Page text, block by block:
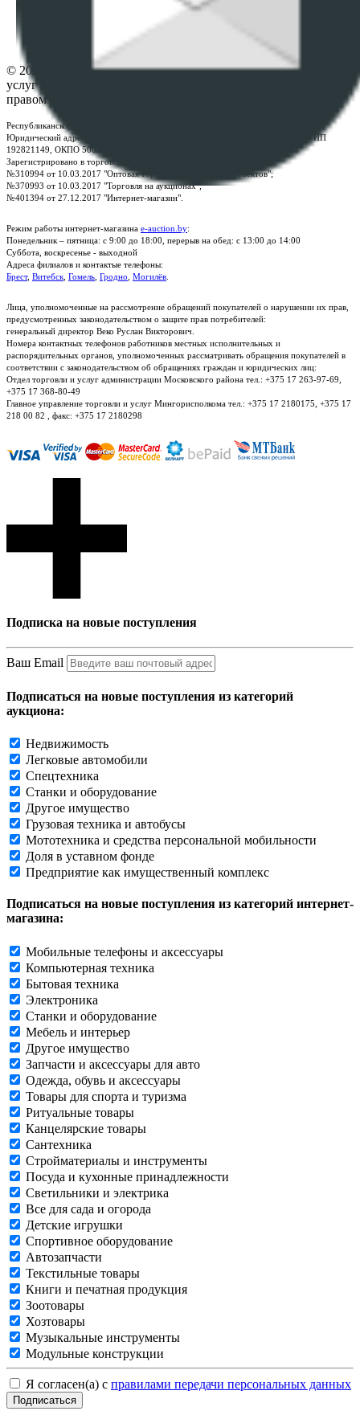
Настройки cookie-файлов
© 2026 Республиканское унитарное предприятие по оказанию
услуг "БелЮрОбеспечение" - Все права защищены авторским
правом
Республиканское унитарное предприятие по оказанию услуг "БелЮрОбеспечение"
Юридический адрес: г. Минск, пр-т. Дзержинского, 1Б, e-mail:
, УНП
192821149, ОКПО 500111895000
Зарегистрировано в торговом реестре Республики Беларусь:
№310994 от 10.03.2017 "Оптовая торговля без торговых объектов";
№370993 от 10.03.2017 "Торговля на аукционах";
№401394 от 27.12.2017 "Интернет-магазин".
Режим работы интернет-магазина e-auction.by:
Понедельник – пятница: с 9:00 до 18:00, перерыв на обед: с 13:00 до 14:00
Суббота, воскресенье - выходной
Адреса филиалов и контактые телефоны:
Брест, Витебск Гомель Гродно Могилёв
Лица, уполномоченные на рассмотрение обращений покупателей о нарушении их прав,
предусмотренных законодательством о защите прав потребителей:
генеральный директор Веко Руслан Викторович.
Номера контактных телефонов работников местных исполнительных и
распорядительных органов, уполномоченных рассматривать обращения покупателей в
соответствии с законодательством об обращениях граждан и юридических лиц:
Отдел торговли и услуг администрации Московского района тел.: +375 17 263-97-69,
+375 17 368-80-49
Главное управление торговли и услуг Мингорисполкома тел.: +375 17 2180175, +375 17
218 00 82 , факс: +375 17 2180298
Подписка на новые поступления
Ваш Email
Подписаться на новые поступления из категорий
аукциона:
Недвижимость
Легковые автомобили
Спецтехника
Станки и оборудование
Другое имущество
Грузовая техника и автобусы
Мототехника и средства персональной мобильности
Доля в уставном фонде
Предприятие как имущественный комплекс
Подписаться на новые поступления из категорий интернет-
магазина:
Мобильные телефоны и аксессуары
Компьютерная техника
Бытовая техника
Электроника
Станки и оборудование
Мебель и интерьер
Другое имущество
Запчасти и аксессуары для авто
Одежда, обувь и аксессуары
Товары для спорта и туризма
Ритуальные товары
Канцелярские товары
Сантехника
Стройматериалы и инструменты
Посуда и кухонные принадлежности
Светильники и электрика
Все для сада и огорода
Детские игрушки
Спортивное оборудование
Автозапчасти
Текстильные товары
Книги и печатная продукция
Зоотовары
Хозтовары
Музыкальные инструменты
Модульные конструкции
Я согласен(а) с правилами передачи персональных данных
Подписаться